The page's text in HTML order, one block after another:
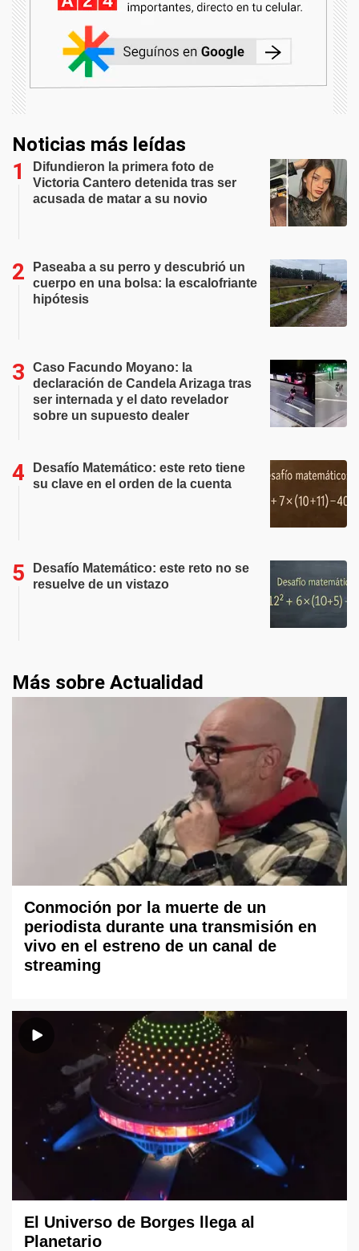
Noticias más leídas
Difundieron la primera foto de
Victoria Cantero detenida tras ser
acusada de matar a su novio
Paseaba a su perro y descubrió un
cuerpo en una bolsa: la escalofriante
hipótesis
Caso Facundo Moyano: la
declaración de Candela Arizaga tras
ser internada y el dato revelador
sobre un supuesto dealer
Desafío Matemático: este reto tiene
su clave en el orden de la cuenta
Desafío Matemático: este reto no se
resuelve de un vistazo
Más sobre Actualidad
Conmoción por la muerte de un
periodista durante una transmisión en
vivo en el estreno de un canal de
streaming
El Universo de Borges llega al
Planetario